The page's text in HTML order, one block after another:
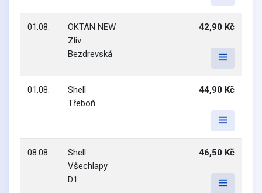
01.08.
OKTAN NEW
Zliv
Bezdrevská
42,90 Kč
01.08.
Shell
Třeboň
44,90 Kč
08.08.
Shell
Všechlapy
D1
46,50 Kč